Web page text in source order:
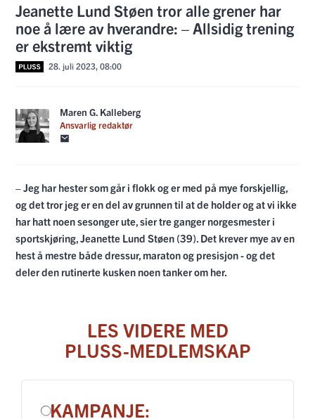
Jeanette Lund Støen tror alle grener har
noe å lære av hverandre: – Allsidig trening
er ekstremt viktig
28. juli 2023, 08:00
Maren G. Kalleberg
Ansvarlig redaktør
– Jeg har hester som går i flokk og er med på mye forskjellig,
og det tror jeg er en del av grunnen til at de holder og at vi ikke
har hatt noen sesonger ute, sier tre ganger norgesmester i
sportskjøring, Jeanette Lund Støen (39). Det krever mye av en
hest å mestre både dressur, maraton og presisjon - og det
deler den rutinerte kusken noen tanker om her.
LES VIDERE MED
PLUSS-MEDLEMSKAP
KAMPANJE: